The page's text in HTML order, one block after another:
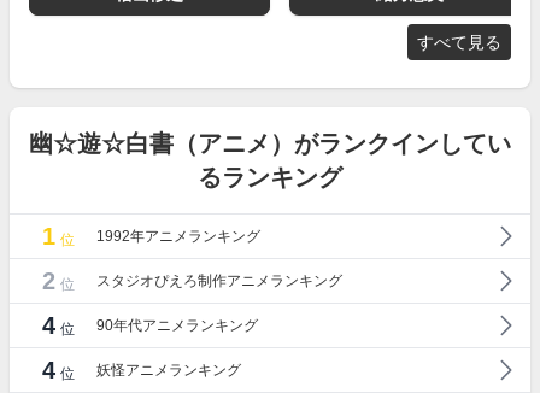
すべて見る
幽☆遊☆白書（アニメ）がランクインしてい
るランキング
1 位 1992年アニメランキング
2 位 スタジオぴえろ制作アニメランキング
4 位 90年代アニメランキング
4 位 妖怪アニメランキング